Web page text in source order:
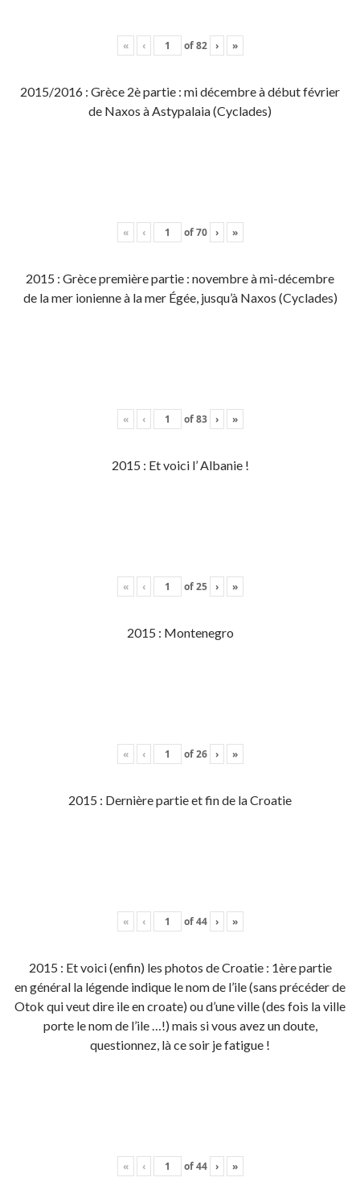
« ‹ of82 › »
2015/2016 : Grèce 2è partie : mi décembre à début février
de Naxos à Astypalaia (Cyclades)
« ‹ of70 › »
2015 : Grèce première partie : novembre à mi-décembre
de la mer ionienne à la mer Égée, jusqu’à Naxos (Cyclades)
« ‹ of83 › »
2015 : Et voici l’ Albanie !
« ‹ of25 › »
2015 : Montenegro
« ‹ of26 › »
2015 : Dernière partie et fin de la Croatie
« ‹ of44 › »
2015 : Et voici (enfin) les photos de Croatie : 1ère partie
en général la légende indique le nom de l’ile (sans précéder de
Otok qui veut dire ile en croate) ou d’une ville (des fois la ville
porte le nom de l’ile …!) mais si vous avez un doute,
questionnez, là ce soir je fatigue !
« ‹ of44 › »